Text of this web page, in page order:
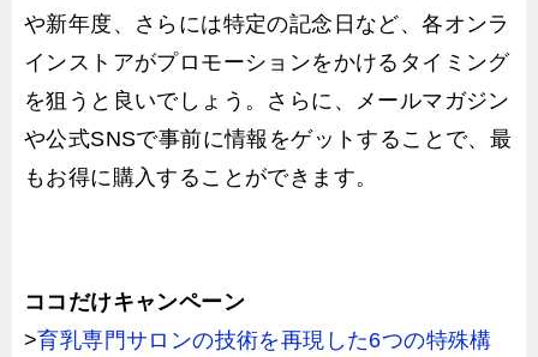
や新年度、さらには特定の記念日など、各オンラ
インストアがプロモーションをかけるタイミング
を狙うと良いでしょう。さらに、メールマガジン
や公式SNSで事前に情報をゲットすることで、最
もお得に購入することができます。
ココだけキャンペーン
>育乳専門サロンの技術を再現した6つの特殊構